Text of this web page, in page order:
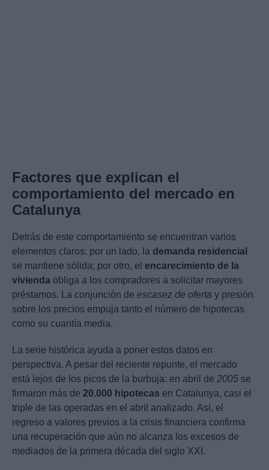
Factores que explican el
comportamiento del mercado en
Catalunya
Detrás de este comportamiento se encuentran varios
elementos claros: por un lado, la demanda residencial
se mantiene sólida; por otro, el encarecimiento de la
vivienda obliga a los compradores a solicitar mayores
préstamos. La conjunción de escasez de oferta y presión
sobre los precios empuja tanto el número de hipotecas
como su cuantía media.
La serie histórica ayuda a poner estos datos en
perspectiva. A pesar del reciente repunte, el mercado
está lejos de los picos de la burbuja: en abril de 2005 se
firmaron más de 20.000 hipotecas en Catalunya, casi el
triple de las operadas en el abril analizado. Así, el
regreso a valores previos a la crisis financiera confirma
una recuperación que aún no alcanza los excesos de
mediados de la primera década del siglo XXI.